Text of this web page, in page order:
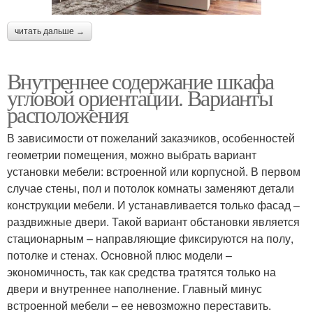
читать дальше →
Внутреннее содержание шкафа
угловой ориентации. Варианты
расположения
В зависимости от пожеланий заказчиков, особенностей
геометрии помещения, можно выбрать вариант
установки мебели: встроенной или корпусной. В первом
случае стены, пол и потолок комнаты заменяют детали
конструкции мебели. И устанавливается только фасад –
раздвижные двери. Такой вариант обстановки является
стационарным – направляющие фиксируются на полу,
потолке и стенах. Основной плюс модели –
экономичность, так как средства тратятся только на
двери и внутреннее наполнение. Главный минус
встроенной мебели – ее невозможно переставить.